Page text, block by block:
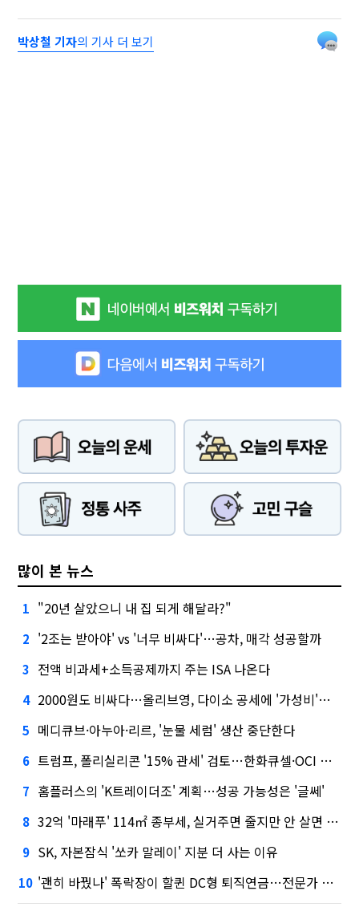
박상철 기자의 기사 더 보기
많이 본 뉴스
1 "20년 살았으니 내 집 되게 해달라?"
2 '2조는 받아야' vs '너무 비싸다'…공차, 매각 성공할까
3 전액 비과세+소득공제까지 주는 ISA 나온다
4 2000원도 비싸다…올리브영, 다이소 공세에 '가성비'로 맞불
5 메디큐브·아누아·리르, '눈물 세럼' 생산 중단한다
6 트럼프, 폴리실리콘 '15% 관세' 검토…한화큐셀·OCI 영향은?
7 홈플러스의 'K트레이더조' 계획…성공 가능성은 '글쎄'
8 32억 '마래푸' 114㎡ 종부세, 실거주면 줄지만 안 살면 2.5배
9 SK, 자본잠식 '쏘카 말레이' 지분 더 사는 이유
10 '괜히 바꿨나' 폭락장이 할퀸 DC형 퇴직연금…전문가 조언은